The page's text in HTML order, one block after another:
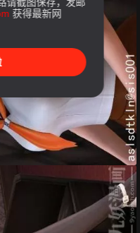
获得最新网